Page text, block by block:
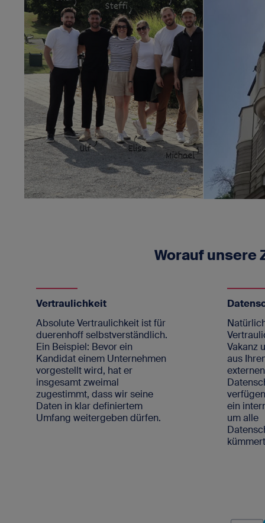
Worauf unsere
Vertraulichkeit
Absolute Vertraulichkeit ist für
duerenhoff selbstverständlich.
Ein Beispiel: Bevor ein
Kandidat einem Unternehmen
vorgestellt wird, hat er
insgesamt zweimal
zugestimmt, dass wir seine
Daten in klar definiertem
Umfang weitergeben dürfen.
Vakanz
aus
externen
ein
um alle